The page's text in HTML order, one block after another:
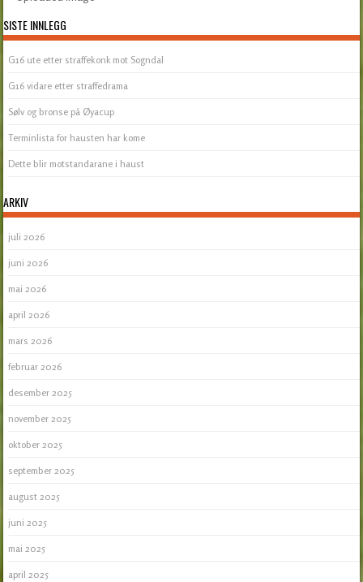
SISTE INNLEGG
G16 ute etter straffekonk mot Sogndal
G16 vidare etter straffedrama
Sølv og bronse på Øyacup
Terminlista for hausten har kome
Dette blir motstandarane i haust
ARKIV
juli 2026
juni 2026
mai 2026
april 2026
mars 2026
februar 2026
desember 2025
november 2025
oktober 2025
september 2025
august 2025
juni 2025
mai 2025
april 2025